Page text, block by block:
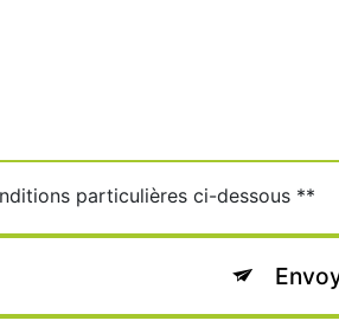
particulières ci-dessous **